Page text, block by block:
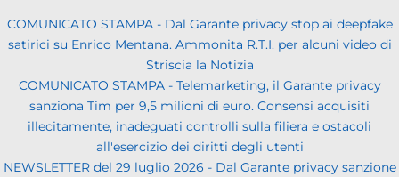
COMUNICATO STAMPA - Dal Garante privacy stop ai deepfake
satirici su Enrico Mentana. Ammonita R.T.I. per alcuni video di
Striscia la Notizia
COMUNICATO STAMPA - Telemarketing, il Garante privacy
sanziona Tim per 9,5 milioni di euro. Consensi acquisiti
illecitamente, inadeguati controlli sulla filiera e ostacoli
all'esercizio dei diritti degli utenti
NEWSLETTER del 29 luglio 2026 - Dal Garante privacy sanzione